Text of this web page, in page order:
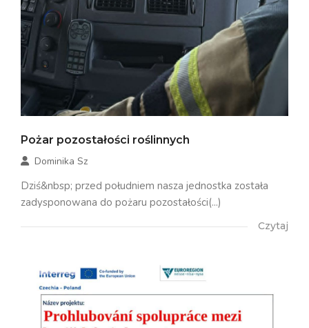
Pożar pozostałości roślinnych
Dominika Sz
Dziś&nbsp; przed południem nasza jednostka została
zadysponowana do pożaru pozostałości(...)
Czytaj